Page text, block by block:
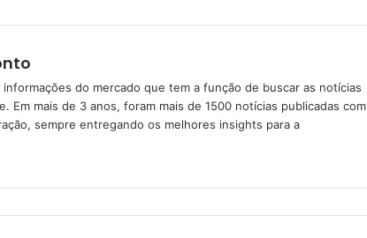
do mercado que tem a função de buscar as notícias
Em mais de 3 anos, foram mais de 1500 notícias publicadas com
sempre entregando os melhores insights para a